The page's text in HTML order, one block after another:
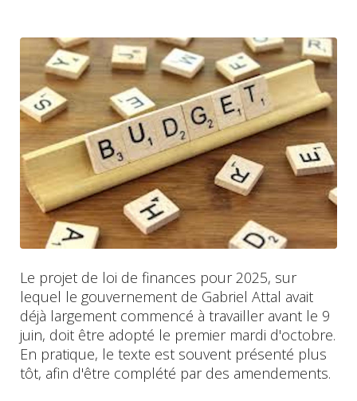
Le projet de loi de finances pour 2025, sur
lequel le gouvernement de Gabriel Attal avait
déjà largement commencé à travailler avant le 9
juin, doit être adopté le premier mardi d'octobre.
En pratique, le texte est souvent présenté plus
tôt, afin d'être complété par des amendements.